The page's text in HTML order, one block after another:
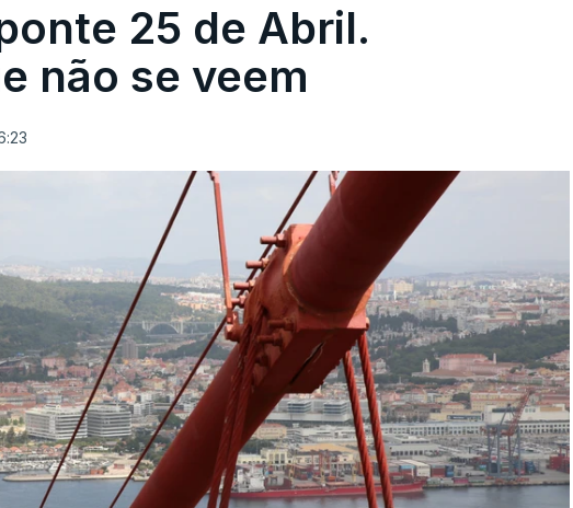
25 de Abril.
não se veem